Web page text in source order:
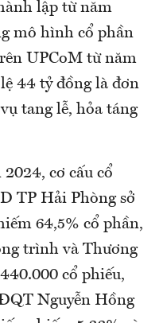
lập từ năm
mô hình cổ phần
UPCoM từ năm
44 tỷ đồng là đơn
tang lễ, hỏa táng
cơ cấu cổ
TP Hải Phòng sở
64,5% cổ phần,
trình và Thương
cổ phiếu,
Nguyễn Hồng